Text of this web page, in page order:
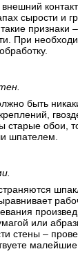
сырости и
признаки –
При
быть
обои,
шпателем.
или
стены –